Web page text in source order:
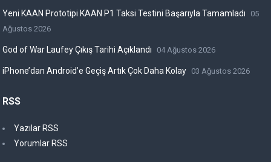
Yeni KAAN Prototipi KAAN P1 Taksi Testini Başarıyla Tamamladı
05
Ağustos 2026
God of War Laufey Çıkış Tarihi Açıklandı 04 Ağustos 2026
iPhone’dan Android’e Geçiş Artık Çok Daha Kolay 03 Ağustos 2026
RSS
Yazılar RSS
Yorumlar RSS